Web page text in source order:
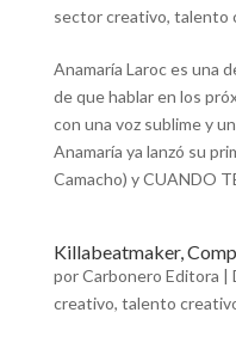
sector creativo, talento
Anamaría Laroc es una
de que hablar en los
con una voz sublime y
Anamaría ya lanzó su
Camacho) y CUANDO
Killabeatmaker,
porCarbonero Editora |
creativo, talento